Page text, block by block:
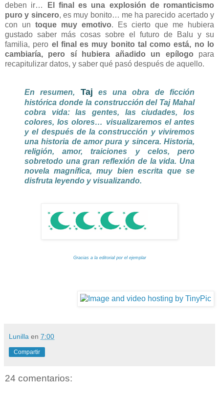
deben ir…
El final es una explosión de romanticismo
puro y sincero, es muy bonito… me ha parecido acertado y
con un toque muy emotivo. Es cierto que me hubiera
gustado saber más cosas sobre el futuro de Balu y su
familia, pero el final es muy bonito tal como está, no lo
cambiaría, pero sí hubiera añadido un epílogo para
recapitulizar datos, y saber qué pasó después de aquello.
En resumen, Taj es una obra de ficción
histórica donde la construcción del Taj Mahal
cobra vida: las gentes, las ciudades, los
colores, los olores… visualizaremos el antes
y el después de la construcción y viviremos
una historia de amor pura y sincera. Historia,
religión, amor, traiciones y celos, pero
sobretodo una gran reflexión de la vida. Una
novela magnífica, muy bien escrita que se
disfruta leyendo y visualizando.
Gracias a la editorial por el ejemplar
Lunilla en 7:00
Compartir
24 comentarios: